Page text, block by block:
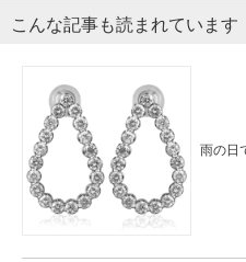
こんな記事も読まれています
雨の日